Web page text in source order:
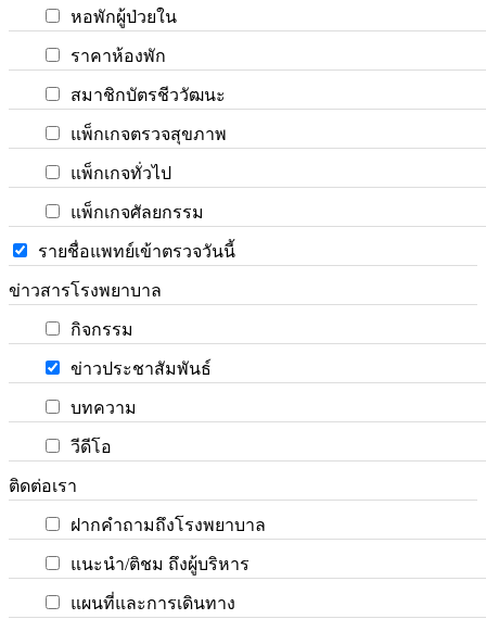
หอพักผู้ป่วยใน
ราคาห้องพัก
สมาชิกบัตรชีววัฒนะ
แพ็กเกจตรวจสุขภาพ
แพ็กเกจทั่วไป
แพ็กเกจศัลยกรรม
รายชื่อแพทย์เข้าตรวจวันนี้
ข่าวสารโรงพยาบาล
กิจกรรม
ข่าวประชาสัมพันธ์
บทความ
วีดีโอ
ติดต่อเรา
ฝากคำถามถึงโรงพยาบาล
แนะนำ/ติชม ถึงผู้บริหาร
แผนที่และการเดินทาง